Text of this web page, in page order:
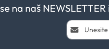
na naš
Prijavi
se